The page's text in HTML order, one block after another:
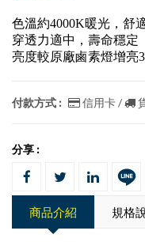
色溫約4000K暖光，舒
穿透力適中，壽命穩定
亮度較原廠鹵素燈增亮
付款方式 : 信用卡 /
分享 :
商品介紹 規格